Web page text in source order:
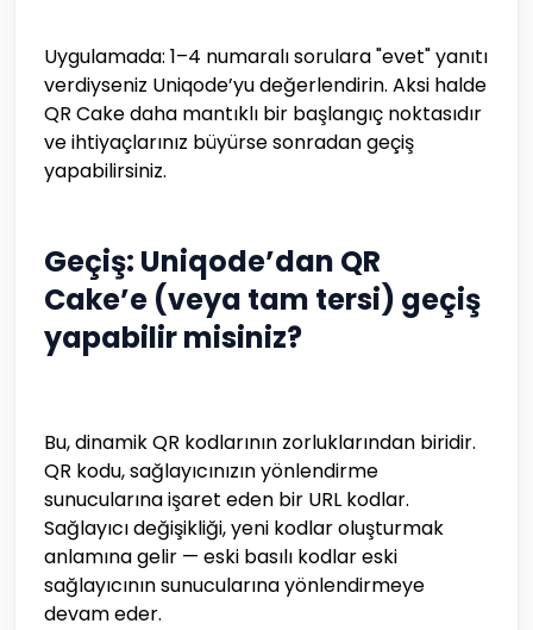
Uygulamada: 1–4 numaralı sorulara "evet" yanıtı
verdiyseniz Uniqode’yu değerlendirin. Aksi halde
QR Cake daha mantıklı bir başlangıç noktasıdır
ve ihtiyaçlarınız büyürse sonradan geçiş
yapabilirsiniz.
Geçiş: Uniqode’dan QR
Cake’e (veya tam tersi) geçiş
yapabilir misiniz?
Bu, dinamik QR kodlarının zorluklarından biridir.
QR kodu, sağlayıcınızın yönlendirme
sunucularına işaret eden bir URL kodlar.
Sağlayıcı değişikliği, yeni kodlar oluşturmak
anlamına gelir — eski basılı kodlar eski
sağlayıcının sunucularına yönlendirmeye
devam eder.